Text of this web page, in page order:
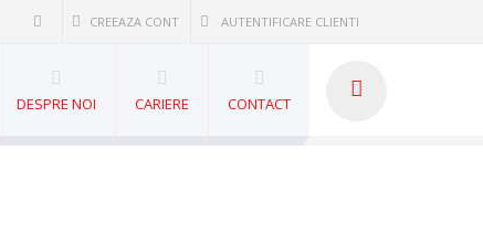
CREEAZA CONT AUTENTIFICARE CLIENTI
DESPRE NOI CARIERE CONTACT